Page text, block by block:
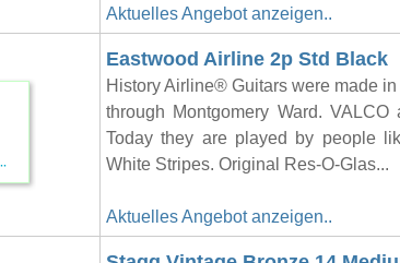
Aktuelles Angebot anzeigen..
Eastwood Airline 2p Std Black
History Airline® Guitars were made
through Montgomery Ward.
Today they are played by people
White Stripes. Original Res-O-Glas...
Aktuelles Angebot anzeigen..